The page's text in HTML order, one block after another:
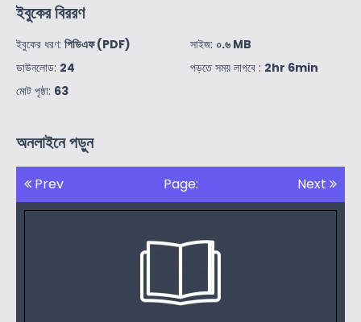
ইবুকের বিররণ
ইবুকের ধরণ: পিডিএফ (PDF)
ডাউনলোড: 24
মোট পৃষ্ঠা: 63
সাইজ: ০.৬ MB
পড়তে সময় লাগবে : 2hr 6min
অনলাইনে পড়ুন
Prev Page: Next